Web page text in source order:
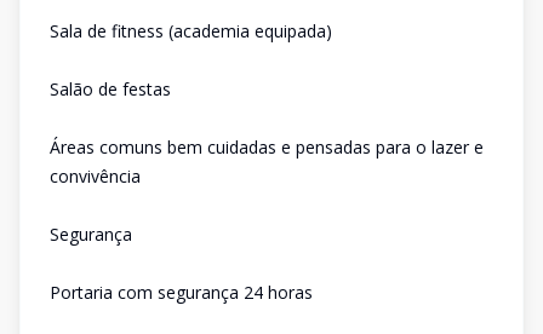
Sala de fitness (academia equipada)
Salão de festas
Áreas comuns bem cuidadas e pensadas para o lazer e
convivência
Segurança
Portaria com segurança 24 horas